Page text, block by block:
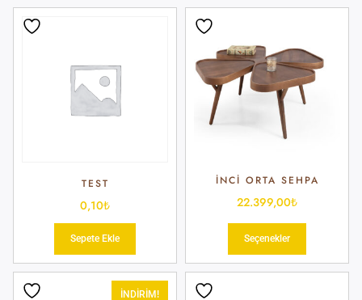
TEST
0,10₺
Sepete Ekle
İNCI ORTA SEHPA
22.399,00₺
Seçenekler
İNDIRIM!